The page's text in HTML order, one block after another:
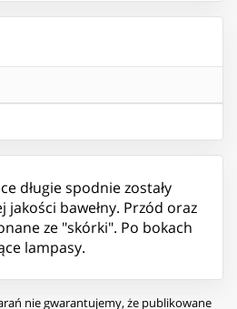
długie spodnie zostały
jakości bawełny. Przód oraz
ze "skórki". Po bokach
lampasy.
nie gwarantujemy, że publikowane